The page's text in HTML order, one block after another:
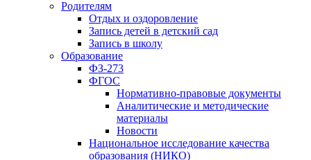
Родителям
Отдых и оздоровление
Запись детей в детский сад
Запись в школу
Образование
ФЗ-273
ФГОС
Нормативно-правовые документы
Аналитические и методические
материалы
Новости
Национальное исследование качества
образования (НИКО)